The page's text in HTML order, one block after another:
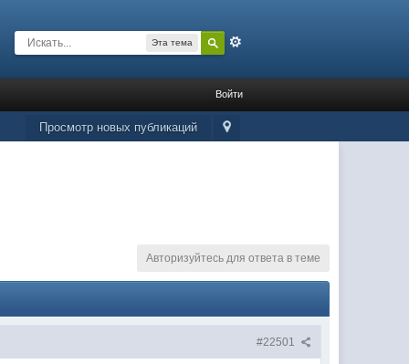
Эта тема
Войти
Просмотр новых публикаций
Авторизуйтесь для ответа в теме
#22501